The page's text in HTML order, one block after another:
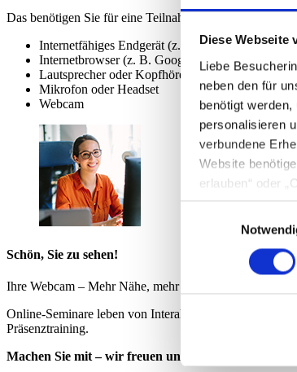
Diese Webseite
Liebe
neben den für
benötigt
personalisieren
verbundene
Website
erlauben“ oder
Cookie-
Hinweis zur
49 Abs. 1 S. 1
Das benötigen Sie für eine Teilnahme an einem Online-
Internetfähiges Endgerät (z. B. PC oder
Internetbrowser (z. B. Google Chrome oder
Lautsprecher oder Kopfhörer
Mikrofon oder Headset
Webcam
Schön, Sie zu sehen!
Ihre Webcam – Mehr Nähe, mehr Austausch, mehr
Online-Seminare leben von Interaktion. Mit
Präsenztraining.
Machen Sie mit – wir freuen uns auf Sie!